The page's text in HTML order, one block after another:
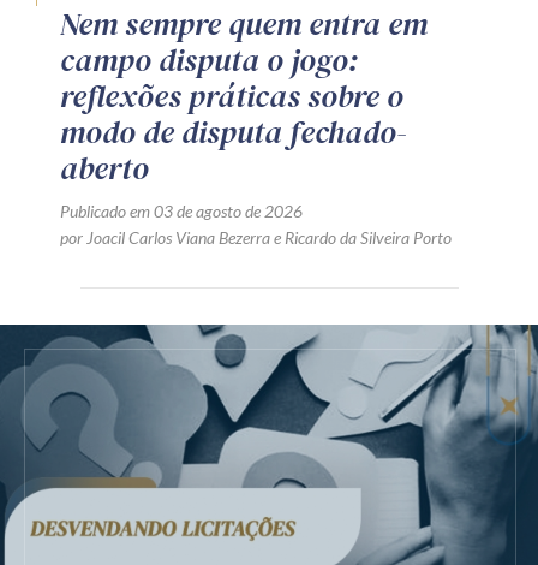
Nem sempre quem entra em
campo disputa o jogo:
reflexões práticas sobre o
modo de disputa fechado-
aberto
Publicado em 03 de agosto de 2026
por Joacil Carlos Viana Bezerrae Ricardo da Silveira Porto